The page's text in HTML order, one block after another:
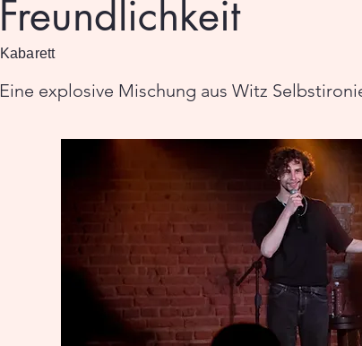
Freundlichkeit
Kabarett
Eine explosive Mischung aus Witz